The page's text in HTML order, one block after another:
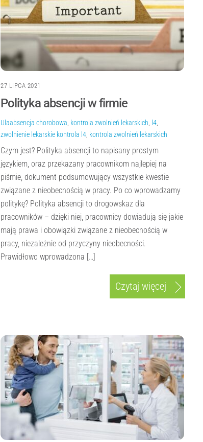
27 LIPCA 2021
Polityka absencji w firmie
Ulaabsencja chorobowa, kontrola zwolnień lekarskich, l4,
zwolnienie lekarskie kontrola l4, kontrola zwolnień lekarskich
Czym jest? Polityka absencji to napisany prostym
językiem, oraz przekazany pracownikom najlepiej na
piśmie, dokument podsumowujący wszystkie kwestie
związane z nieobecnością w pracy. Po co wprowadzamy
politykę? Polityka absencji to drogowskaz dla
pracowników – dzięki niej, pracownicy dowiadują się jakie
mają prawa i obowiązki związane z nieobecnością w
pracy, niezależnie od przyczyny nieobecności.
Prawidłowo wprowadzona […]
Czytaj więcej